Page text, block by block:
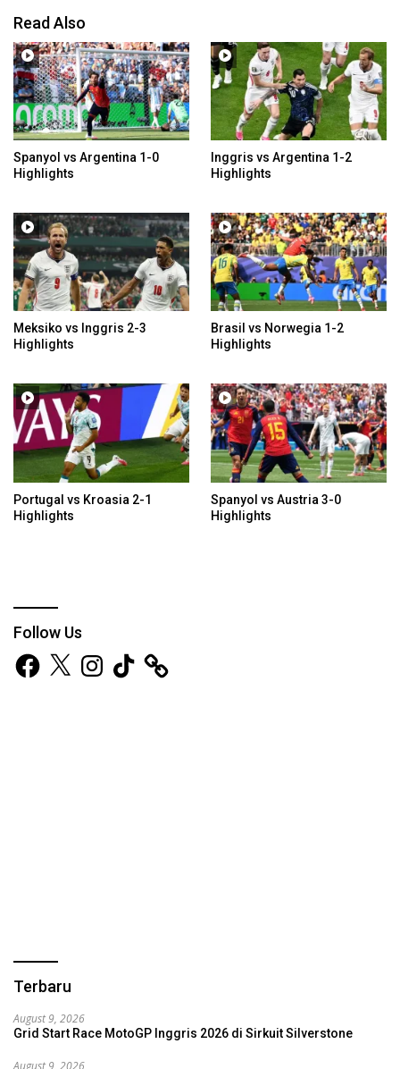
Read Also
Spanyol vs Argentina 1-0
Highlights
Inggris vs Argentina 1-2
Highlights
Meksiko vs Inggris 2-3
Highlights
Brasil vs Norwegia 1-2
Highlights
Portugal vs Kroasia 2-1
Highlights
Spanyol vs Austria 3-0
Highlights
Follow Us
Facebook
X Instagram
TikTok
Terbaru
August 9, 2026
Grid Start Race MotoGP Inggris 2026 di Sirkuit Silverstone
August 9, 2026